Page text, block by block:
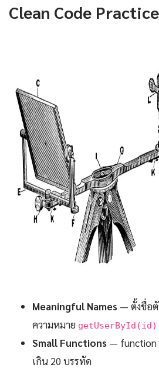
Clean Code
Meaningful Names — ตั้งชื่อ
ความหมาย getUserById(id)
Small Functions — function
เกิน 20 บรรทัด